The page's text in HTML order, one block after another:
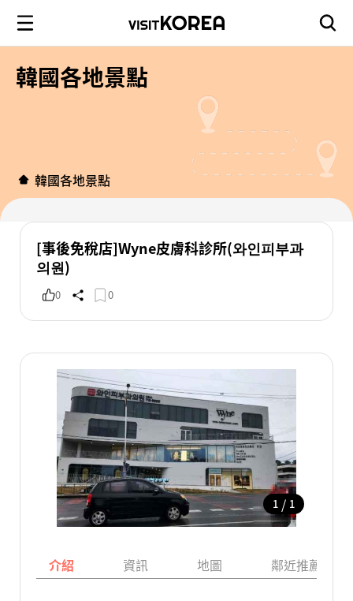
韓國各地景點
韓國各地景點
[事後免稅店]Wyne皮膚科診所(와인피부과
의원)
0 0
1 / 1
介紹 資訊 地圖 鄰近推薦景點